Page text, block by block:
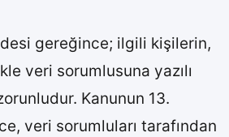
gereğince; ilgili kişilerin,
veri sorumlusuna yazılı
Kanunun 13.
veri sorumluları tarafından